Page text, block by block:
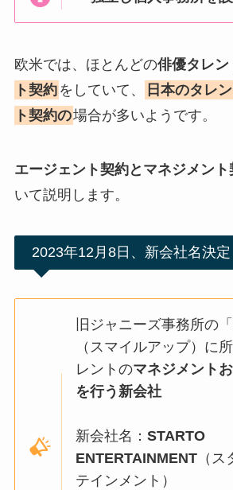
欧米では、ほとんどの俳優タレン
ト契約 をしていて、
日本のタレ
ト契約の場合が多いようです。
エージェント契約とマネジメン
いて説明します。
2023年12月8日、新会社名決定
旧ジャニーズ事務所の
（スマイルアップ）に
レントのマネジメント
を行う新会社
新会社名：STARTO
ENTERTAINMENT （
テインメント）